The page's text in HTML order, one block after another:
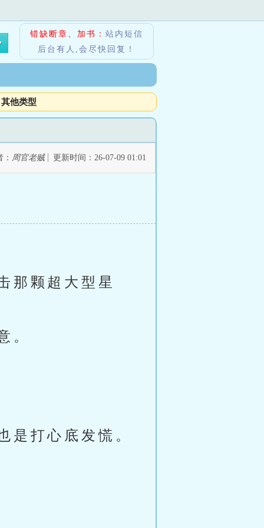
错缺断章、加书： 站内短信
后台有人,会尽快回复！
其他类型
周官老贼 更新时间：26-07-09 01:01
那颗超大型星
。
是打心底发慌。